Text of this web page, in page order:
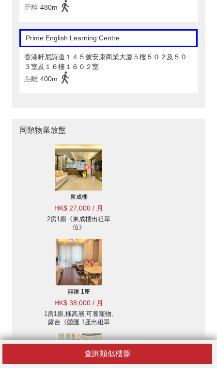
查詢類似樓盤
距離 480m
Prime English Learning Centre
香港軒尼詩道１４５號安康商業大廈５樓５０２及５０
３室及１６樓１６０２室
距離 400m
同類物業放盤
東成樓
HK$ 27,000 / 月
2房1廁《東成樓出租單
位》
囍匯 1座
HK$ 38,000 / 月
1房1廁,極高層,可養寵物,
露台《囍匯 1座出租單